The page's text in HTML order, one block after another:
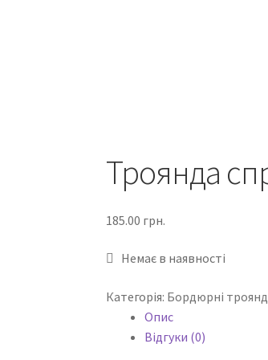
Троянда
185.00 грн.
Немає в наявності
Категорія: Бордюрні
Опис
Відгуки (0)